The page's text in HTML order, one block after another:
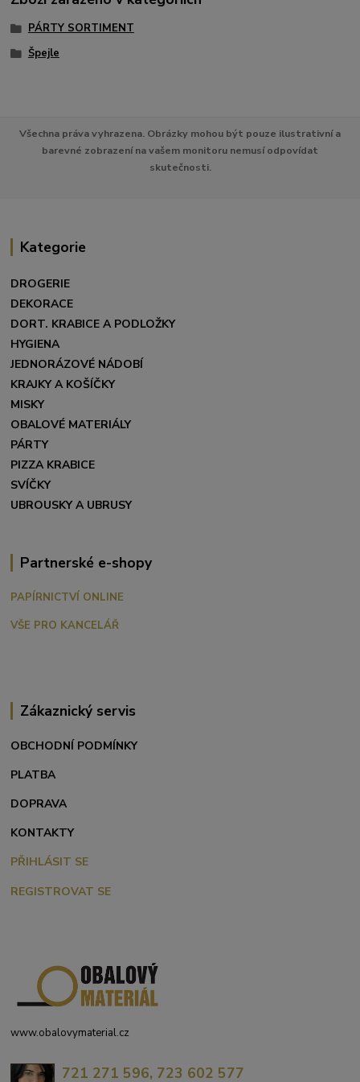
PÁRTY SORTIMENT
Špejle
Všechna práva vyhrazena. Obrázky mohou být pouze ilustrativní a
barevné zobrazení na vašem monitoru nemusí odpovídat
skutečnosti.
Kategorie
DROGERIE
DEKORACE
DORT. KRABICE A PODLOŽKY
HYGIENA
JEDNORÁZOVÉ NÁDOBÍ
KRAJKY A KOŠÍČKY
MISKY
OBALOVÉ MATERIÁLY
PÁRTY
PIZZA KRABICE
SVÍČKY
UBROUSKY A UBRUSY
Partnerské e-shopy
PAPÍRNICTVÍ ONLINE
VŠE PRO KANCELÁŘ
Zákaznický servis
OBCHODNÍ PODMÍNKY
PLATBA
DOPRAVA
KONTAKTY
PŘIHLÁSIT SE
REGISTROVAT SE
www.obalovymaterial.cz
721 271 596, 723 602 577